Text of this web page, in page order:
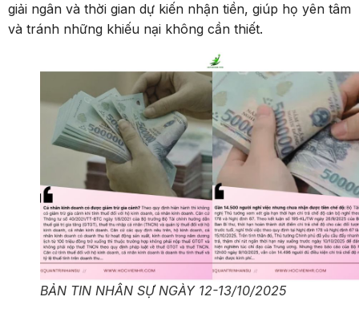
giải ngân và thời gian dự kiến nhận tiền, giúp họ yên tâm
và tránh những khiếu nại không cần thiết.
BẢN TIN NHÂN SỰ NGÀY 12-13/10/2025